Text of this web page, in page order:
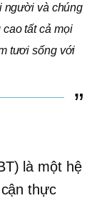
người và chúng
caotất cả mọi
tươi sống với
là một hệ
thực